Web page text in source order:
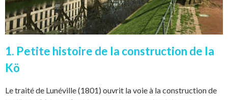
1. Petite histoire de la construction de la
Kö
Le traité de Lunéville (1801) ouvrit la voie à la construction de